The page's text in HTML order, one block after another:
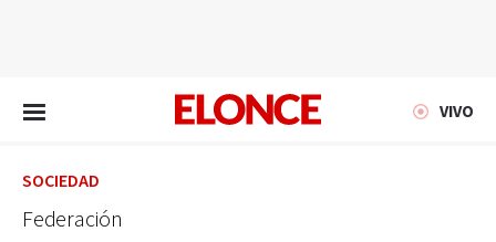
VIVO
SOCIEDAD
Federación